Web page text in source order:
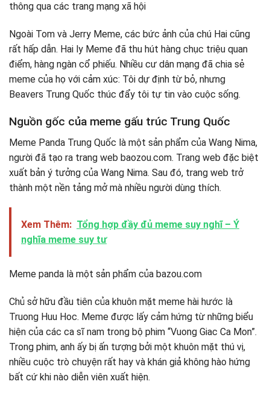
thông qua các trang mạng xã hội
Ngoài Tom và Jerry Meme, các bức ảnh của chú Hai cũng
rất hấp dẫn. Hai ly Meme đã thu hút hàng chục triệu quan
điểm, hàng ngàn cổ phiếu. Nhiều cư dân mạng đã chia sẻ
meme của họ với cảm xúc: Tôi dự định từ bỏ, nhưng
Beavers Trung Quốc thúc đẩy tôi tự tin vào cuộc sống.
Nguồn gốc của meme gấu trúc Trung Quốc
Meme Panda Trung Quốc là một sản phẩm của Wang Nima,
người đã tạo ra trang web baozou.com. Trang web đặc biệt
xuất bản ý tưởng của Wang Nima. Sau đó, trang web trở
thành một nền tảng mở mà nhiều người dùng thích.
Xem Thêm: Tổng hợp đầy đủ meme suy nghĩ – Ý
nghĩa meme suy tư
Meme panda là một sản phẩm của bazou.com
Chủ sở hữu đầu tiên của khuôn mặt meme hài hước là
Truong Huu Hoc. Meme được lấy cảm hứng từ những biểu
hiện của các ca sĩ nam trong bộ phim “Vuong Giac Ca Mon”.
Trong phim, anh ấy bị ấn tượng bởi một khuôn mặt thú vị,
nhiều cuộc trò chuyện rất hay và khán giả không hào hứng
bất cứ khi nào diễn viên xuất hiện.